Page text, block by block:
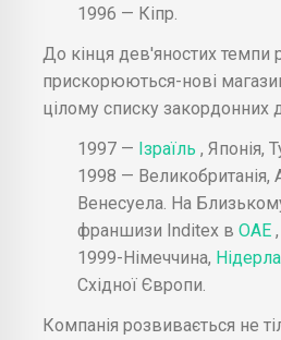
1996 — Кіпр.
До кінця дев'яностих темпи
прискорюються-нові
цілому списку закордонних
1997 — Ізраїль , Японія,
1998 — Великобританія,
Венесуела. На
франшизи Inditex в ОАЕ
1999-Німеччина,
Східної Європи.
Компанія розвивається не